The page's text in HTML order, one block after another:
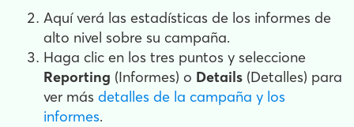
Aquí verá las estadísticas de los informes de
alto nivel sobre su campaña.
Haga clic en los tres puntos y seleccione
Reporting (Informes) o Details (Detalles) para
ver más detalles de la campaña y los
informes.